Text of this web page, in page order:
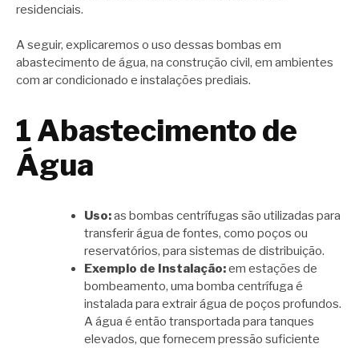
residenciais.
A seguir, explicaremos o uso dessas bombas em
abastecimento de água, na construção civil, em ambientes
com ar condicionado e instalações prediais.
1 Abastecimento de
Água
Uso:as bombas centrífugas são utilizadas para
transferir água de fontes, como poços ou
reservatórios, para sistemas de distribuição.
Exemplo de Instalação:em estações de
bombeamento, uma bomba centrífuga é
instalada para extrair água de poços profundos.
A água é então transportada para tanques
elevados, que fornecem pressão suficiente